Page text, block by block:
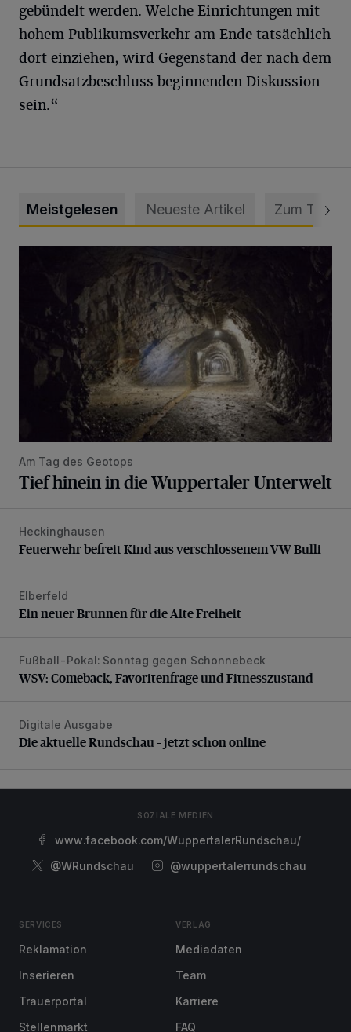
gebündelt werden. Welche Einrichtungen mit
hohem Publikumsverkehr am Ende tatsächlich
dort einziehen, wird Gegenstand der nach dem
Grundsatzbeschluss beginnenden Diskussion
sein.“
Meistgelesen Neueste Artikel Zum Thema
Am Tag des Geotops
Tief hinein in die Wuppertaler Unterwelt
Feuerwehr befreit Kind aus verschlossenem VW Bulli
Heckinghausen
Feuerwehr befreit Kind aus verschlossenem VW Bulli
Ein neuer Brunnen für die Alte Freiheit
Elberfeld
Ein neuer Brunnen für die Alte Freiheit
WSV: Comeback, Favoritenfrage und Fitnesszustand
Fußball-Pokal: Sonntag gegen Schonnebeck
WSV: Comeback, Favoritenfrage und Fitnesszustand
Die aktuelle Rundschau – jetzt schon online
Digitale Ausgabe
Die aktuelle Rundschau – jetzt schon online
SOZIALE MEDIEN
www.facebook.com/WuppertalerRundschau/
@WRundschau
@wuppertalerrundschau
SERVICES
Reklamation
Inserieren
Trauerportal
Stellenmarkt
VERLAG
Mediadaten
Team
Karriere
FAQ